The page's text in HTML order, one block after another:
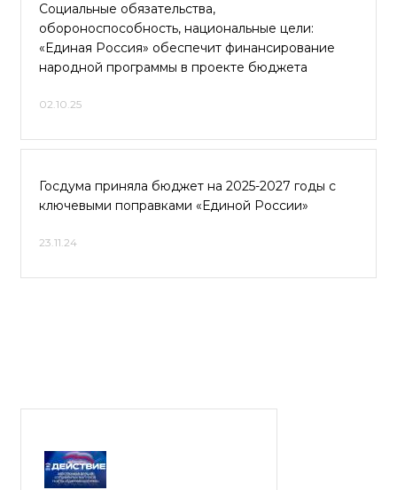
Социальные обязательства,
обороноспособность, национальные цели:
«Единая Россия» обеспечит финансирование
народной программы в проекте бюджета
02.10.25
Госдума приняла бюджет на 2025-2027 годы с
ключевыми поправками «Единой России»
23.11.24